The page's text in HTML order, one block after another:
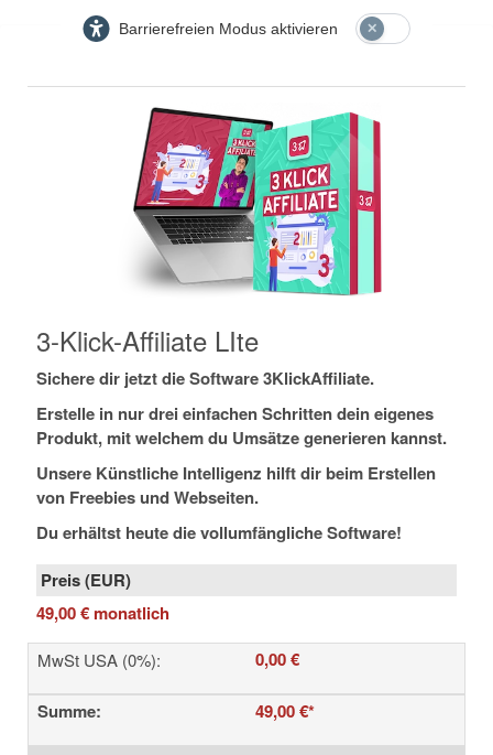
Barrierefreien Modus aktivieren
3-Klick-Affiliate LIte
Sichere dir jetzt die Software 3KlickAffiliate.
Erstelle in nur drei einfachen Schritten dein eigenes
Produkt, mit welchem du Umsätze generieren kannst.
Unsere Künstliche Intelligenz hilft dir beim Erstellen
von Freebies und Webseiten.
Du erhältst heute die vollumfängliche Software!
49,00 € monatlich
MwSt USA (0%): 0,00 €
Summe: 49,00 €*